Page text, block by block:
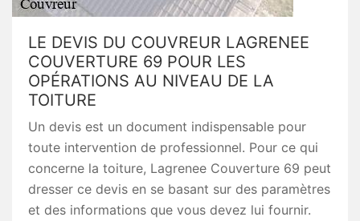
LE DEVIS DU COUVREUR LAGRENEE
COUVERTURE 69 POUR LES
OPÉRATIONS AU NIVEAU DE LA
TOITURE
Un devis est un document indispensable pour
toute intervention de professionnel. Pour ce qui
concerne la toiture, Lagrenee Couverture 69 peut
dresser ce devis en se basant sur des paramètres
et des informations que vous devez lui fournir.